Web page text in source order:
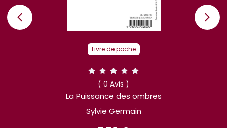
Livre de poche
La Puissance des ombres
Sylvie Germain